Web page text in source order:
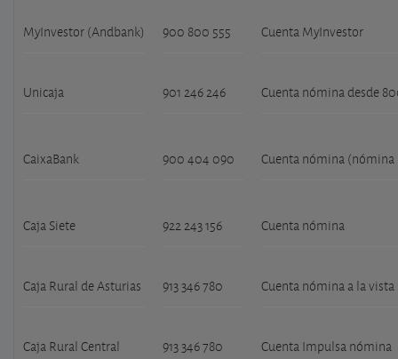
MyInvestor (Andbank) 900 800 555 Cuenta MyInvestor
Unicaja 901 246 246 Cuenta nómina desde
CaixaBank 900 404 090 Cuenta nómina
Caja Siete 922 243 156 Cuenta nómina
Caja Rural de Asturias 913 346 780 Cuenta nómina a la vista
Caja Rural Central 913 346 780 Cuenta Impulsa nómina